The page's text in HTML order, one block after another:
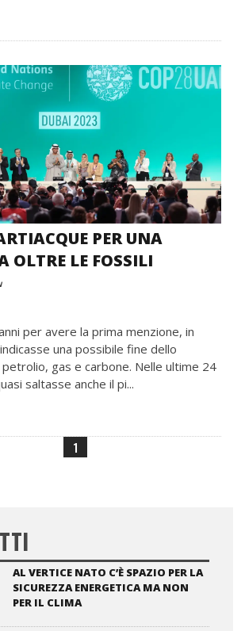
PER UNA
OLTRE LE FOSSILI
per avere la prima menzione, in
una possibile fine dello
gas e carbone. Nelle ultime 24
saltasse anche il pi...
1
AL VERTICE NATO C’È SPAZIO PER LA
SICUREZZA ENERGETICA MA NON
PER IL CLIMA